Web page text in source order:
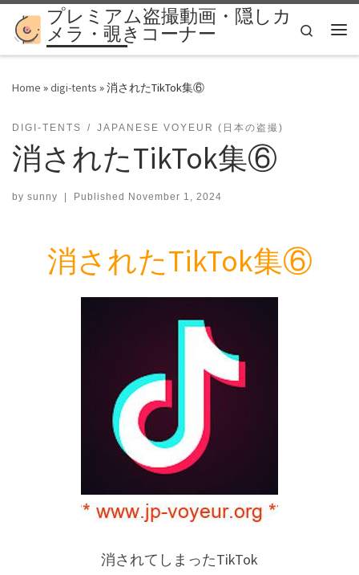
Skip to content
プレミアム盗撮動画・隠しカ
メラ・覗きコーナー
Search
Home »digi-tents »消されたTikTok集⑥
DIGI-TENTS JAPANESE VOYEUR (日本の盗撮)
消されたTikTok集⑥
by sunny Published November 1, 2024
消されたTikTok集⑥
消されてしまったTikTok